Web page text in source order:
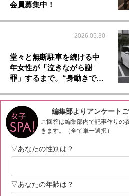
会員募集中！
2026.05.30
堂々と無断駐車を続ける中
年女性が「泣きながら謝
罪」するまで。“身動きで…